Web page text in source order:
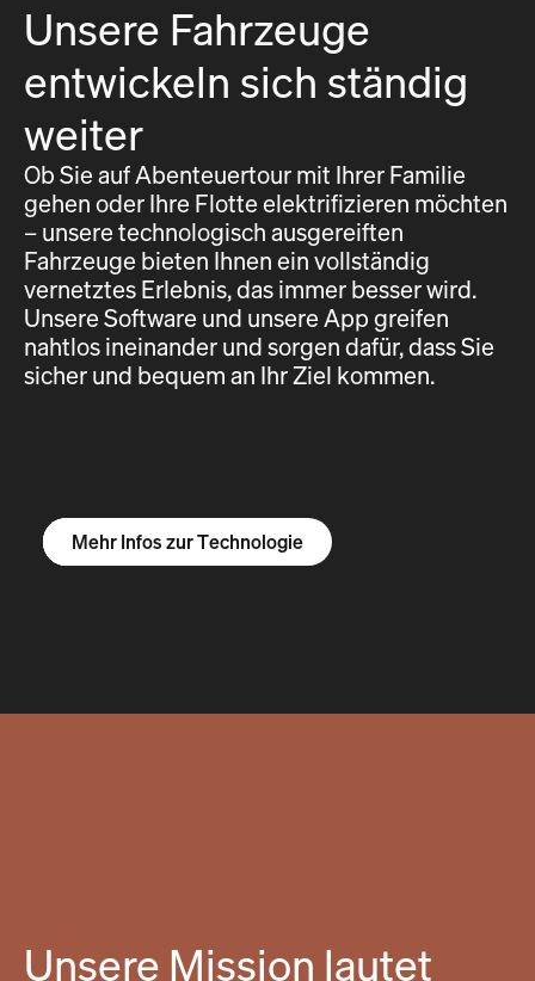
Unsere Fahrzeuge
entwickeln sich ständig
weiter
Ob Sie auf Abenteuertour mit Ihrer Familie
gehen oder Ihre Flotte elektrifizieren möchten
– unsere technologisch ausgereiften
Fahrzeuge bieten Ihnen ein vollständig
vernetztes Erlebnis, das immer besser wird.
Unsere Software und unsere App greifen
nahtlos ineinander und sorgen dafür, dass Sie
sicher und bequem an Ihr Ziel kommen.
Mehr Infos zum R1S
Mehr Infos zum R1T
Mehr Infos zu Vans
Mehr Infos zur Technologie
Unsere Mission lautet